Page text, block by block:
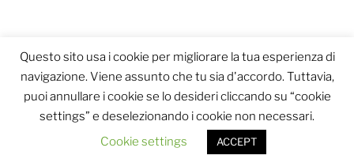
Questo sito usa i cookie per migliorare la tua esperienza di
navigazione. Viene assunto che tu sia d'accordo. Tuttavia,
puoi annullare i cookie se lo desideri cliccando su “cookie
settings” e deselezionando i cookie non necessari.
Cookie settings
ACCEPT